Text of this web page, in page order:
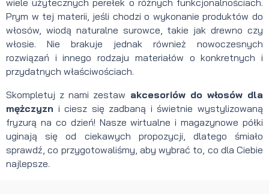
wiele użytecznych perełek o różnych funkcjonalnościach.
Prym w tej materii, jeśli chodzi o wykonanie produktów do
włosów, wiodą naturalne surowce, takie jak drewno czy
włosie. Nie brakuje jednak również nowoczesnych
rozwiązań i innego rodzaju materiałów o konkretnych i
przydatnych właściwościach.
Skompletuj z nami zestaw akcesoriów do włosów dla
mężczyzn i ciesz się zadbaną i świetnie wystylizowaną
fryzurą na co dzień! Nasze wirtualne i magazynowe półki
uginają się od ciekawych propozycji, dlatego śmiało
sprawdź, co przygotowaliśmy, aby wybrać to, co dla Ciebie
najlepsze.